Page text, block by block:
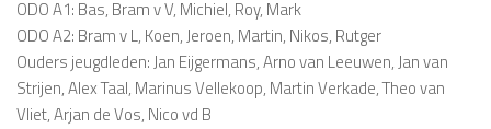
ODO A1: Bas, Bram v V, Michiel, Roy, Mark
ODO A2: Bram v L, Koen, Jeroen, Martin, Nikos, Rutger
Ouders jeugdleden: Jan Eijgermans, Arno van Leeuwen, Jan van
Strijen, Alex Taal, Marinus Vellekoop, Martin Verkade, Theo van
Vliet, Arjan de Vos, Nico vd B